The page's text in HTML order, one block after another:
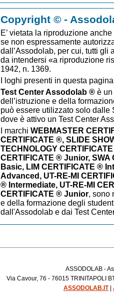
Copyright © -
E’ vietata la riproduzione
se non espressamente
dall’Assodolab, per cui, tutti gli
da intendersi «a riproduzione
1942, n. 1369.
I loghi presenti in questa
Test Center Assodolab ® è
dell’istruzione e della
può essere utilizzato solo dalle
dove è attivo un Test Center
I marchi WEBMASTER
CERTIFICATE ®, SLIDE
TECHNOLOGY
CERTIFICATE ® Junior, SWA
Basic, LIM CERTIFICATE ®
Advanced, UT-RE-MI
® Intermediate, UT-RE-MI
CERTIFICATE ® Junior, sono
e della formazione degli
dall'Assodolab e dai Test
ASSODOLAB -
Via Cavour, 76 - 76015 TRINITAPOLI
ASSODOLAB.IT|